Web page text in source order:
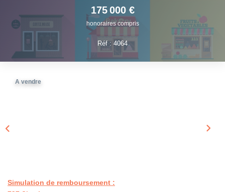
À PROPOS
175 000 €
honoraires compris
Réf : 4064
A vendre
Simulation de remboursement :